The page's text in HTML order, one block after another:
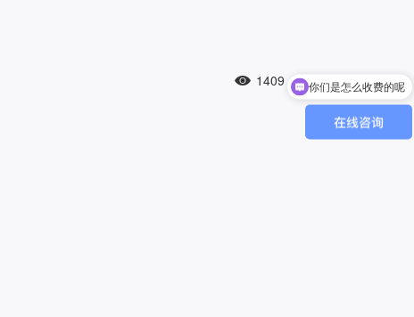
1409 人浏览过
你们是怎么收费的呢
现在有优惠活动吗